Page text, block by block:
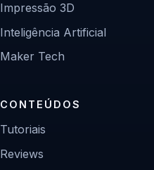
Impressão 3D
Inteligência Artificial
Maker Tech
CONTEÚDOS
Tutoriais
Reviews